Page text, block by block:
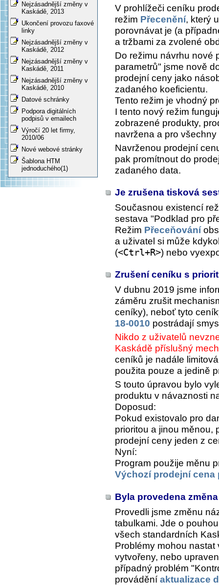
Nejzásadnější změny v
Kaskádě, 2013
Ukončení provozu faxové
linky
Nejzásadnější změny v
Kaskádě, 2012
Nejzásadnější změny v
Kaskádě, 2011
Nejzásadnější změny v
Kaskádě, 2010
Datové schránky
Podpora digitálních
podpisů v emailech
Výročí 20 let firmy,
2010/06
Nové webové stránky
Šablona HTM
jednoduchého(1)
V prohlížeči ceníku
režim Přecenění, který
porovnávat je (a
a tržbami za zvolené
Do režimu návrhu nové
parametrů" jsme nově
prodejní ceny jako
zadaného koeficientu.
Tento režim je vhodný
I tento nový režim
zobrazené produkty,
navržena a pro
Navrženou prodejní
pak promítnout do
zadaného data.
Je zrušena tisková
Současnou existencí
sestava "Podklad pro
Režim Přeceňování
a uživatel si může
(<Ctrl+R>) nebo
Zrušení ceníku s
V dubnu 2019 jsme
záměru zrušit
ceníky), neboť tyto
18-0010 postrádají
Nikdo z uživatelů
Kaskádě příslušný
ceníků je nadále
použita pouze a jedině
S touto úpravou bylo
produktu v návaznosti
Doposud:
Pokud existovalo pro
prioritou a jinou měnou,
prodejní ceny jeden z
Nyní:
Program použije měnu
Výchozí prodejní cena
Byla provedena
Provedli jsme změnu
tabulkami. Jde o
všech standardních
Problémy mohou
vytvořeny, nebo
případný problém
provádění aktualizace